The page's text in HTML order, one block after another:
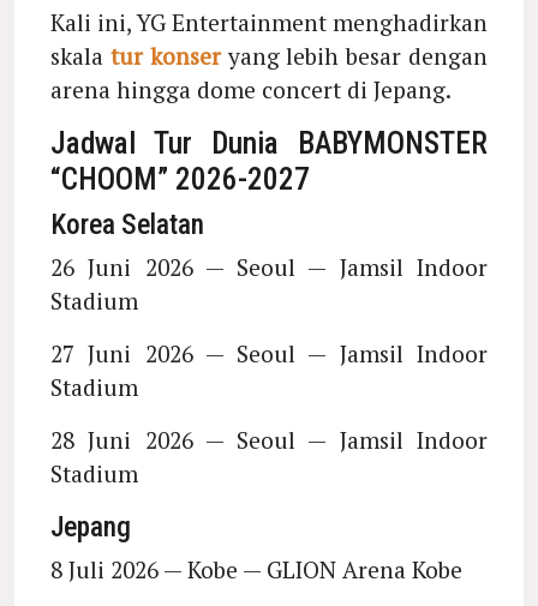
Kali ini, YG Entertainment menghadirkan
skala tur konseryang lebih besar dengan
arena hingga dome concert di Jepang.
Jadwal Tur Dunia BABYMONSTER
“CHOOM” 2026-2027
Korea Selatan
26 Juni 2026 — Seoul — Jamsil Indoor
Stadium
27 Juni 2026 — Seoul — Jamsil Indoor
Stadium
28 Juni 2026 — Seoul — Jamsil Indoor
Stadium
Jepang
8 Juli 2026 — Kobe — GLION Arena Kobe